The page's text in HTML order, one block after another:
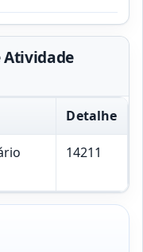
Atividade
Detalhe
14211